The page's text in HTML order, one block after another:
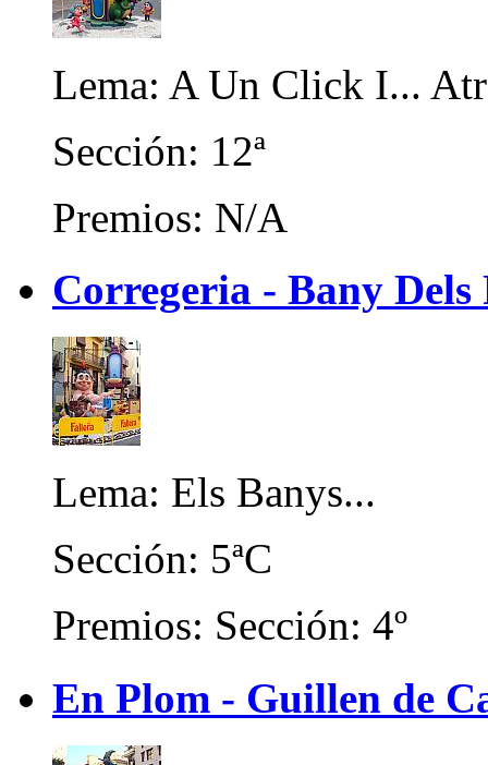
Lema: A Un Click I...
Sección: 12ª
Premios: N/A
Corregeria - Bany Dels
Lema: Els Banys...
Sección: 5ªC
Premios: Sección: 4º
En Plom - Guillen de